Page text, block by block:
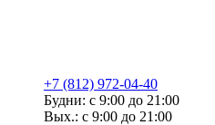
+7 (812) 972-04-40
Будни: с 9:00 до 21:00
Вых.: с 9:00 до 21:00